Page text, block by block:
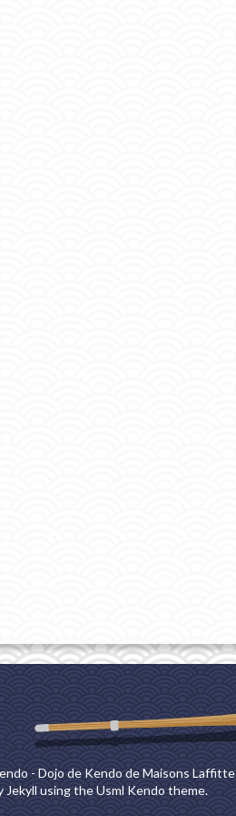
- Dojo de Kendo de Maisons Laffitte
Jekyllusing the Usml Kendo theme.